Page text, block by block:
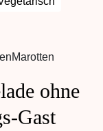
ohne
Gast